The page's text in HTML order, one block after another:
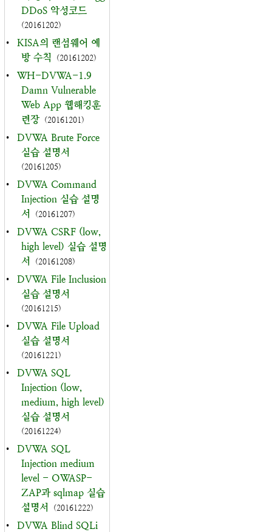
DDoS 악성코드
(20161202)
•
KISA의 랜섬웨어 예
방 수칙
(20161202)
•
WH-DVWA-1.9
Damn Vulnerable
Web App 웹해킹훈
련장 (20161201)
•
DVWA Brute Force
실습 설명서
(20161205)
•
DVWA Command
Injection 실습 설명
서
(20161207)
•
DVWA CSRF (low,
high level) 실습 설명
서
(20161208)
•
DVWA File Inclusion
실습 설명서
(20161215)
•
DVWA File Upload
실습 설명서
(20161221)
•
DVWA SQL
Injection (low,
medium, high level)
실습 설명서
(20161224)
•
DVWA SQL
Injection medium
level - OWASP-
ZAP과 sqlmap 실습
설명서
(20161222)
•
DVWA Blind SQLi